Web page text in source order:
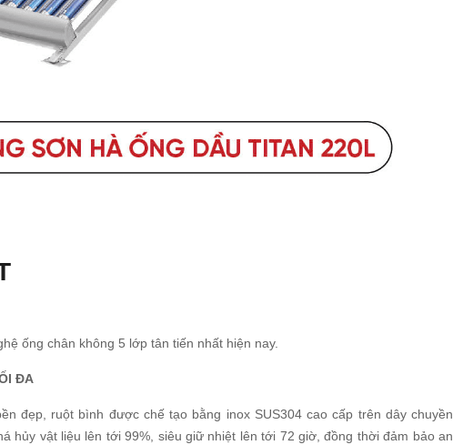
ống chân không 5 lớp tân tiến nhất hiện nay.
ĐA
đẹp, ruột bình được chế tạo bằng inox SUS304 cao cấp trên dây chuyền
hủy vật liệu lên tới 99%, siêu giữ nhiệt lên tới 72 giờ, đồng thời đảm bảo an